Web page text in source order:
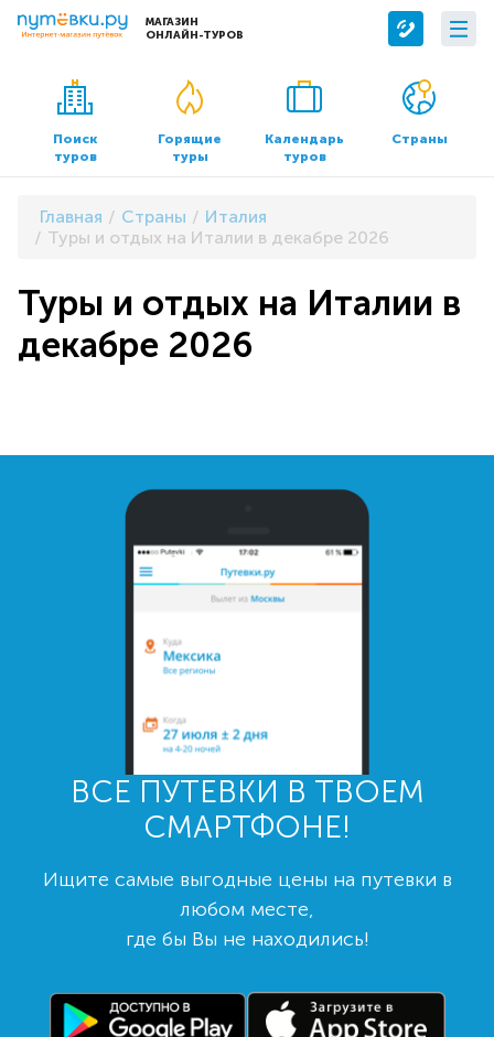
МАГАЗИН
ОНЛАЙН-ТУРОВ
Сервисы
Бронирование отелей
Трансфер
О компании
О нас
Контакты
Документы и реквизиты
Поиск
туров
Горящие
туры
Календарь
туров
Страны
Главная Страны
Италия
Туры и отдых на Италии в декабре 2026
Туры и отдых на Италии в
декабре 2026
ВСЕ ПУТЕВКИ В ТВОЕМ
СМАРТФОНЕ!
Ищите самые выгодные цены на путевки в
любом месте,
где бы Вы не находились!